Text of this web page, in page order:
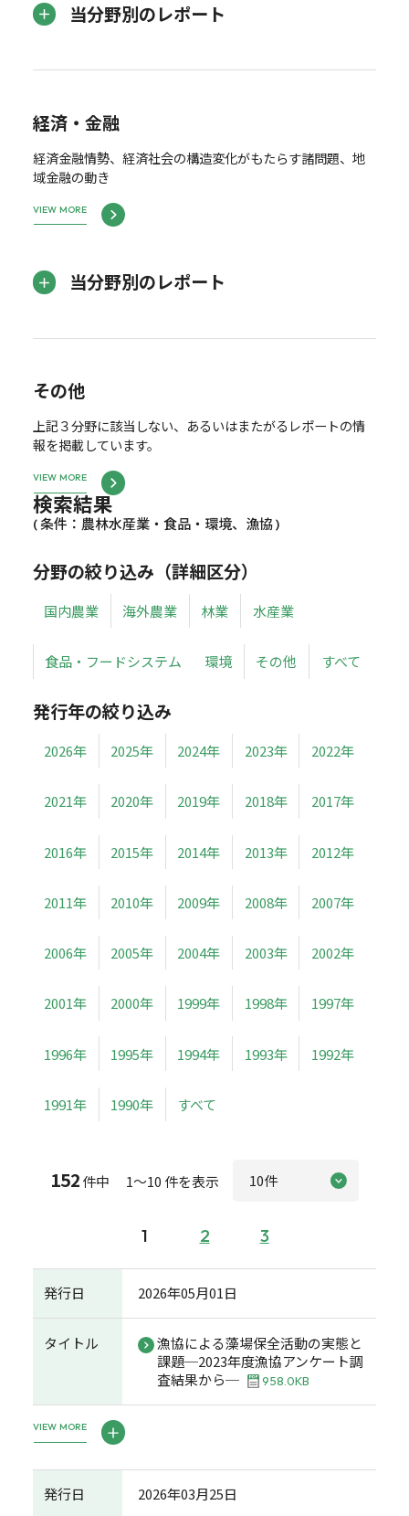
当分野別のレポート
経済・金融
経済金融情勢、経済社会の構造変化がもたらす諸問題、地
域金融の動き
VIEW MORE
当分野別のレポート
その他
上記３分野に該当しない、あるいはまたがるレポートの情
報を掲載しています。
VIEW MORE
検索結果
( 条件：農林水産業・食品・環境、漁協 )
分野の絞り込み（詳細区分）
国内農業 海外農業 林業 水産業
食品・フードシステム 環境 その他 すべて
発行年の絞り込み
2026年 2025年 2024年 2023年 2022年
2021年 2020年 2019年 2018年 2017年
2016年 2015年 2014年 2013年 2012年
2011年 2010年 2009年 2008年 2007年
2006年 2005年 2004年 2003年 2002年
2001年 2000年 1999年 1998年 1997年
1996年 1995年 1994年 1993年 1992年
1991年 1990年 すべて
152件中 1～10 件を表示
1 2 3
発行日 2026年05月01日
タイトル
漁協による藻場保全活動の実態と
課題─2023年度漁協アンケート調
査結果から─
958.0KB
VIEW MORE
発行日 2026年03月25日